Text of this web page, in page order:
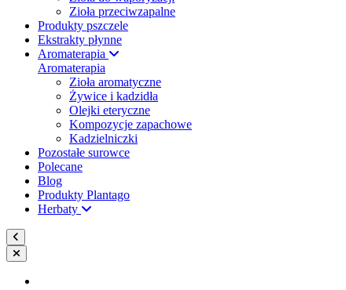
Zioła przeciwzapalne
Produkty pszczele
Ekstrakty płynne
Aromaterapia
Aromaterapia
Zioła aromatyczne
Żywice i kadzidła
Olejki eteryczne
Kompozycje zapachowe
Kadzielniczki
Pozostałe surowce
Polecane
Blog
Produkty Plantago
Herbaty